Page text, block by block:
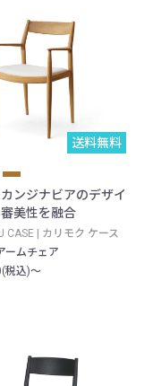
送料無料
ンジナビアのデザイ
美性を融合
CASE | カリモク ケース
ームチェア
税込)～